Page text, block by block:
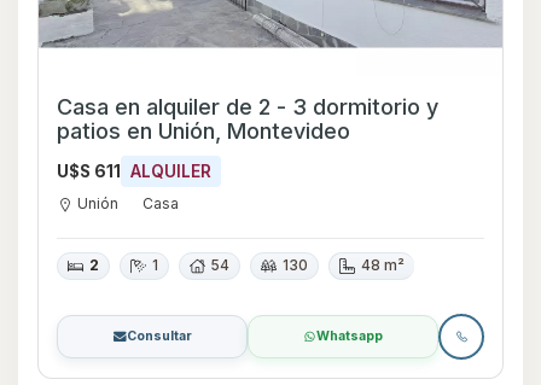
Casa en alquiler de 2 - 3 dormitorio y
patios en Unión, Montevideo
U$S 611 ALQUILER
Unión Casa
2 1 54 130 48 m²
Consultar Whatsapp